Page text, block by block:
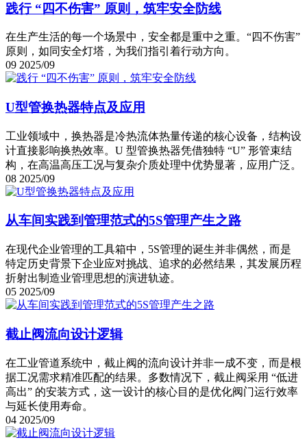
践行 “四不伤害” 原则，筑牢安全防线
在生产生活的每一个场景中，安全都是重中之重。“四不伤害”
原则，如同安全灯塔，为我们指引着行动方向。
09 2025/09
U型管换热器特点及应用
工业领域中，换热器是冷热流体热量传递的核心设备，结构设
计直接影响换热效率。U 型管换热器凭借独特 “U” 形管束结
构，在高温高压工况与复杂介质处理中优势显著，应用广泛。
08 2025/09
从车间实践到管理范式的5S管理产生之路
在现代企业管理的工具箱中，5S管理的诞生并非偶然，而是
特定历史背景下企业应对挑战、追求的必然结果，其发展历程
折射出制造业管理思想的演进轨迹。
05 2025/09
截止阀流向设计逻辑
在工业管道系统中，截止阀的流向设计并非一成不变，而是根
据工况需求精准匹配的结果。多数情况下，截止阀采用 “低进
高出” 的安装方式，这一设计的核心目的是优化阀门运行效率
与延长使用寿命。
04 2025/09